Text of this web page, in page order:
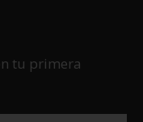
tu primera